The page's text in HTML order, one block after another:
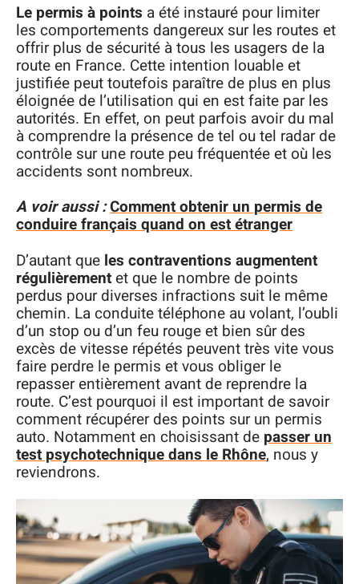
Le permis à points a été instauré pour limiter
les comportements dangereux sur les routes et
offrir plus de sécurité à tous les usagers de la
route en France. Cette intention louable et
justifiée peut toutefois paraître de plus en plus
éloignée de l’utilisation qui en est faite par les
autorités. En effet, on peut parfois avoir du mal
à comprendre la présence de tel ou tel radar de
contrôle sur une route peu fréquentée et où les
accidents sont nombreux.
A voir aussi :Comment obtenir un permis de
conduire français quand on est étranger
D’autant que les contraventions augmentent
régulièrementet que le nombre de points
perdus pour diverses infractions suit le même
chemin. La conduite téléphone au volant, l’oubli
d’un stop ou d’un feu rouge et bien sûr des
excès de vitesse répétés peuvent très vite vous
faire perdre le permis et vous obliger le
repasser entièrement avant de reprendre la
route. C’est pourquoi il est important de savoir
comment récupérer des points sur un permis
auto. Notamment en choisissant de passer un
test psychotechnique dans le Rhône, nous y
reviendrons.